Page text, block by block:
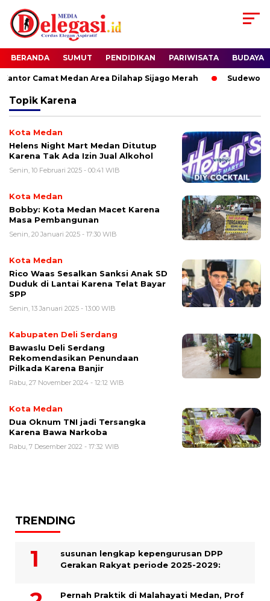
BERANDA SUMUT PENDIDIKAN PARIWISATA BUDAYA
Camat Medan Area Dilahap Sijago Merah Sudewo
Topik Karena
Kota Medan
Helens Night Mart Medan Ditutup
Karena Tak Ada Izin Jual Alkohol
Senin, 10 Februari 2025 - 00:41 WIB
Kota Medan
Bobby: Kota Medan Macet Karena
Masa Pembangunan
Senin, 20 Januari 2025 - 17:30 WIB
Kota Medan
Rico Waas Sesalkan Sanksi Anak SD
Duduk di Lantai Karena Telat Bayar
SPP
Senin, 13 Januari 2025 - 13:00 WIB
Kabupaten Deli Serdang
Bawaslu Deli Serdang
Rekomendasikan Penundaan
Pilkada Karena Banjir
Rabu, 27 November 2024 - 12:12 WIB
Kota Medan
Dua Oknum TNI jadi Tersangka
Karena Bawa Narkoba
Rabu, 7 Desember 2022 - 17:32 WIB
TRENDING
susunan lengkap kepengurusan DPP
Gerakan Rakyat periode 2025-2029:
Pernah Praktik di Malahayati Medan, Prof